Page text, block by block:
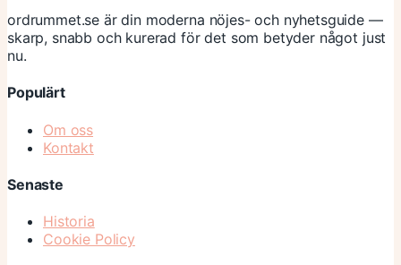
ordrummet.se är din moderna nöjes- och nyhetsguide —
skarp, snabb och kurerad för det som betyder något just
nu.
Populärt
Om oss
Kontakt
Senaste
Historia
Cookie Policy